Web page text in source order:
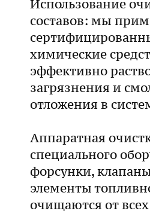
Использование
составов: мы
химические
эффективно
загрязнения и
отложения в
Аппаратная
специального
форсунки,
элементы
очищаются от